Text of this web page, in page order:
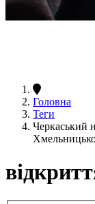
Головна
Теги
Черкаський